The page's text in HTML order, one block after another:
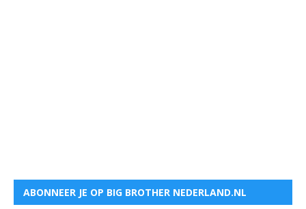
ABONNEER JE OP BIG BROTHER NEDERLAND.NL